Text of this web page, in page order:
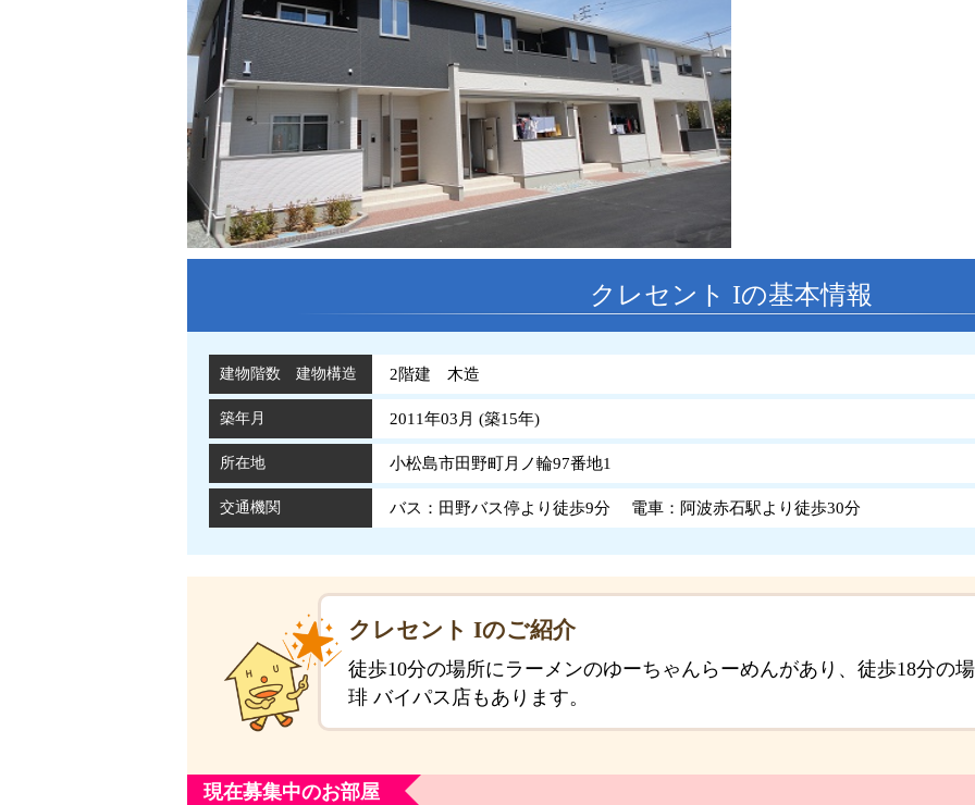
クレセント Iの基本情報
建物階数 建物構造 2階建 木造
築年月 2011年03月 (築15年)
所在地 小松島市田野町月ノ輪97番地1
交通機関 バス：田野バス停より徒歩9分 電車：阿波赤石駅より徒歩30分
クレセント Iのご紹介
徒歩10分の場所にラーメンのゆーちゃんらーめんがあり、徒歩18分の
琲 バイパス店もあります。
現在募集中のお部屋